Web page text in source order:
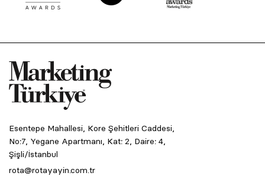
Esentepe Mahallesi, Kore Şehitleri Caddesi,
No:7, Yegane Apartmanı, Kat: 2, Daire: 4,
Şişli/İstanbul
rota@rotayayin.com.tr